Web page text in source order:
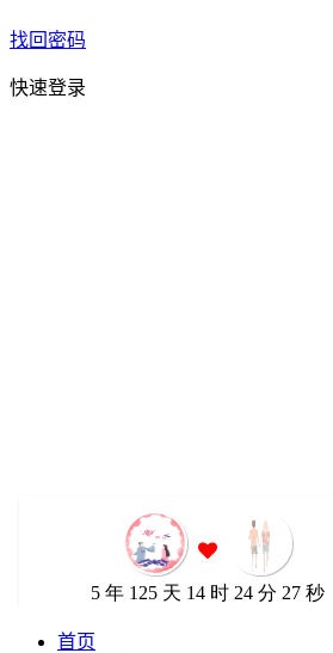
找回密码
快速登录
首页